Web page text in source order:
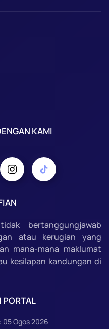
KAMI
bertanggungjawab
atau kerugian yang
mana-mana maklumat
kesilapan kandungan di
PORTAL
05 Ogos 2026